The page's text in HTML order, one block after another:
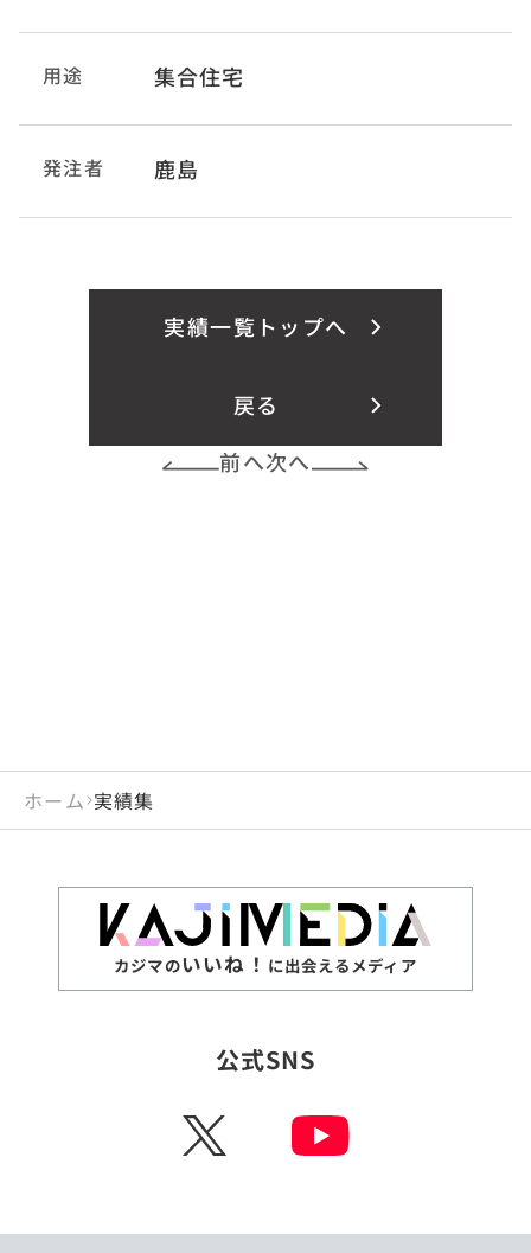
用途 集合住宅
発注者 鹿島
実績一覧トップへ
戻る
前へ次へ
ホーム 実績集
カジマのいいね！ に出会えるメディア
公式SNS
X